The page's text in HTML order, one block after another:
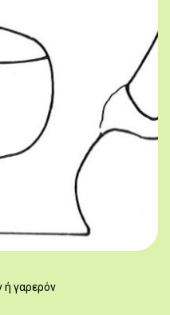
ή γαρερόν